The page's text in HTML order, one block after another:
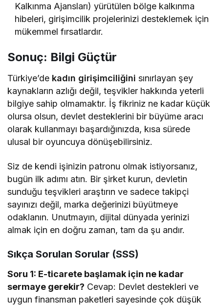
Kalkınma Ajansları) yürütülen bölge kalkınma
hibeleri, girişimcilik projelerinizi desteklemek için
mükemmel fırsatlardır.
Sonuç: Bilgi Güçtür
Türkiye’de kadın girişimciliğini sınırlayan şey
kaynakların azlığı değil, teşvikler hakkında yeterli
bilgiye sahip olmamaktır. İş fikriniz ne kadar küçük
olursa olsun, devlet desteklerini bir büyüme aracı
olarak kullanmayı başardığınızda, kısa sürede
ulusal bir oyuncuya dönüşebilirsiniz.
Siz de kendi işinizin patronu olmak istiyorsanız,
bugün ilk adımı atın. Bir şirket kurun, devletin
sunduğu teşvikleri araştırın ve sadece takipçi
sayınızı değil, marka değerinizi büyütmeye
odaklanın. Unutmayın, dijital dünyada yerinizi
almak için en doğru zaman, tam da şu andır.
Sıkça Sorulan Sorular (SSS)
Soru 1: E-ticarete başlamak için ne kadar
sermaye gerekir? Cevap: Devlet destekleri ve
uygun finansman paketleri sayesinde çok düşük